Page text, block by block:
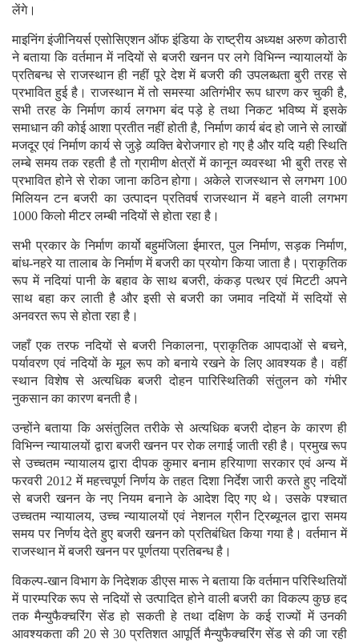
लेंगे।
माइनिंग इंजीनियर्स एसोसिएशन ऑफ इंडिया के राष्ट्रीय अध्यक्ष अरुण कोठारी
ने बताया कि वर्तमान में नदियों से बजरी खनन पर लगे विभिन्न न्यायालयों के
प्रतिबन्ध से राजस्थान ही नहीं पूरे देश में बजरी की उपलब्धता बुरी तरह से
प्रभावित हुई है। राजस्थान में तो समस्या अतिगंभीर रूप धारण कर चुकी है,
सभी तरह के निर्माण कार्य लगभग बंद पड़े हे तथा निकट भविष्य में इसके
समाधान की कोई आशा प्रतीत नहीं होती है, निर्माण कार्य बंद हो जाने से लाखों
मजदूर एवं निर्माण कार्य से जुड़े व्यक्ति बेरोजगार हो गए है और यदि यही स्थिति
लम्बे समय तक रहती है तो ग्रामीण क्षेत्रों में कानून व्यवस्था भी बुरी तरह से
प्रभावित होने से रोका जाना कठिन होगा। अकेले राजस्थान से लगभग 100
मिलियन टन बजरी का उत्पादन प्रतिवर्ष राजस्थान में बहने वाली लगभग
1000 किलो मीटर लम्बी नदियों से होता रहा है।
सभी प्रकार के निर्माण कार्यो बहुमंजिला ईमारत, पुल निर्माण, सड़क निर्माण,
बांध-नहरे या तालाब के निर्माण में बजरी का प्रयोग किया जाता है। प्राकृतिक
रूप में नदियां पानी के बहाव के साथ बजरी, कंकड़ पत्थर एवं मिटटी अपने
साथ बहा कर लाती है और इसी से बजरी का जमाव नदियों में सदियों से
अनवरत रूप से होता रहा है।
जहाँ एक तरफ नदियों से बजरी निकालना, प्राकृतिक आपदाओं से बचने,
पर्यावरण एवं नदियों के मूल रूप को बनाये रखने के लिए आवश्यक है। वहीं
स्थान विशेष से अत्यधिक बजरी दोहन पारिस्थितिकी संतुलन को गंभीर
नुकसान का कारण बनती है।
उन्होंने बताया कि असंतुलित तरीके से अत्यधिक बजरी दोहन के कारण ही
विभिन्न न्यायालयों द्वारा बजरी खनन पर रोक लगाई जाती रही है। प्रमुख रूप
से उच्चतम न्यायालय द्वारा दीपक कुमार बनाम हरियाणा सरकार एवं अन्य में
फरवरी 2012 में महत्त्वपूर्ण निर्णय के तहत दिशा निर्देश जारी करते हुए नदियों
से बजरी खनन के नए नियम बनाने के आदेश दिए गए थे। उसके पश्चात
उच्चतम न्यायालय, उच्च न्यायालयों एवं नेशनल ग्रीन ट्रिब्यूनल द्वारा समय
समय पर निर्णय देते हुए बजरी खनन को प्रतिबंधित किया गया है। वर्तमान में
राजस्थान में बजरी खनन पर पूर्णतया प्रतिबन्ध है।
विकल्प-खान विभाग के निदेशक डीएस मारू ने बताया कि वर्तमान परिस्थितियों
में पारम्परिक रूप से नदियों से उत्पादित होने वाली बजरी का विकल्प कुछ हद
तक मैन्युफैक्चरिंग सेंड हो सकती हे तथा दक्षिण के कई राज्यों में उनकी
आवश्यकता की 20 से 30 प्रतिशत आपूर्ति मैन्युफैक्चरिंग सेंड से की जा रही